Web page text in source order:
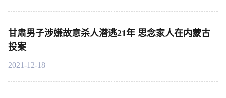
甘肃男子涉嫌故意杀人潜逃21年 思念家人在内蒙古
投案
2021-12-18